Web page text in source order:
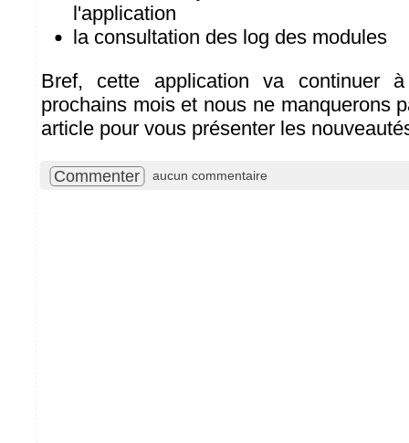
l'application
la consultation des log des modules
Bref, cette application va continuer
prochains mois et nous ne manquerons
article pour vous présenter les
Commenter aucun commentaire